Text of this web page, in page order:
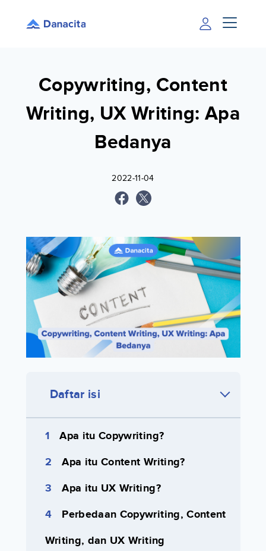
Copywriting, Content
Writing, UX Writing: Apa
Bedanya
2022-11-04
Daftar isi
Apa itu Copywriting?
Apa itu Content Writing?
Apa itu UX Writing?
Perbedaan Copywriting, Content
Writing, dan UX Writing